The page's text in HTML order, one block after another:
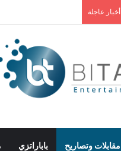
أخبار عاجلة
مقابلات وتصاريح باباراتزي